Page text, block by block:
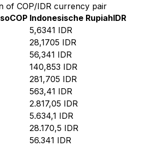
of COP/IDR currency pair
COP Indonesische RupiahIDR
5,6341 IDR
28,1705 IDR
56,341 IDR
140,853 IDR
281,705 IDR
563,41 IDR
2.817,05 IDR
5.634,1 IDR
28.170,5 IDR
56.341 IDR